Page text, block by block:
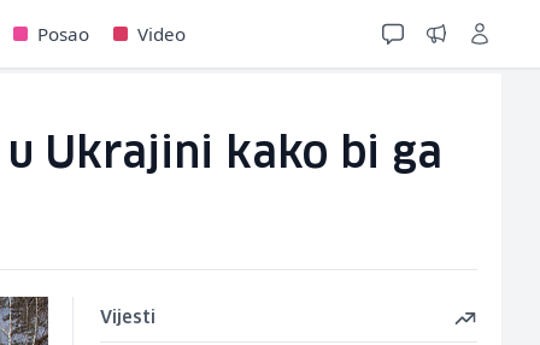
Posao Video
Ukrajini kako bi ga
Vijesti